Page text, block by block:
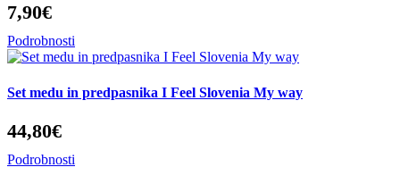
7,90€
Podrobnosti
Set medu in predpasnika I Feel Slovenia My way
44,80€
Podrobnosti